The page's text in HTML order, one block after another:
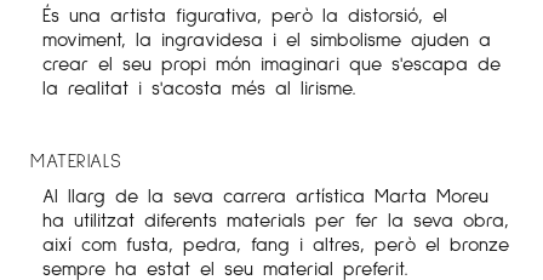
És una artista figurativa, però la distorsió, el
moviment, la ingravidesa i el simbolisme ajuden a
crear el seu propi món imaginari que s'escapa de
la realitat i s'acosta més al lirisme.
MATERIALS
Al llarg de la seva carrera artística Marta Moreu
ha utilitzat diferents materials per fer la seva obra,
així com fusta, pedra, fang i altres, però el bronze
sempre ha estat el seu material preferit.